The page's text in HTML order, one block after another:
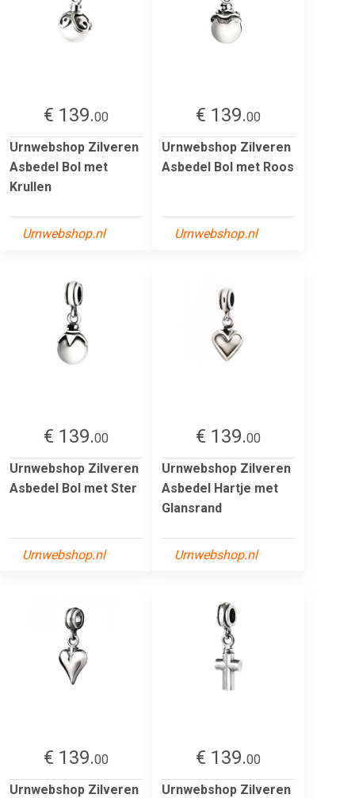
€ 139.00
Urnwebshop Zilveren
Asbedel Bol met
Krullen
Urnwebshop.nl
€ 139.00
Urnwebshop Zilveren
Asbedel Bol met Roos
Urnwebshop.nl
€ 139.00
Urnwebshop Zilveren
Asbedel Bol met Ster
Urnwebshop.nl
€ 139.00
Urnwebshop Zilveren
Asbedel Hartje met
Glansrand
Urnwebshop.nl
€ 139.00
Urnwebshop Zilveren
€ 139.00
Urnwebshop Zilveren